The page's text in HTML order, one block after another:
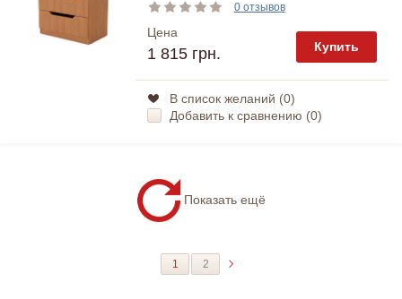
0 отзывов
Цена
1 815 грн. Купить
В список желаний (0)
Добавить к сравнению (0)
Показать ещё
1 2